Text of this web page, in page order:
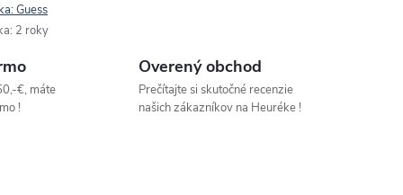
Guess
: 2 roky
€, máte
!
Overený obchod
Prečítajte si skutočné recenzie
našich zákazníkov na Heuréke !